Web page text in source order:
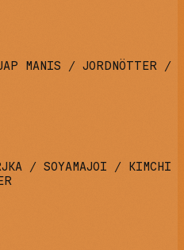
MANIS / JORDNÖTTER /
/ SOYAMAJOI / KIMCHI